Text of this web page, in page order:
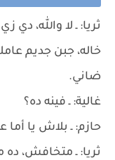
ثريا: ـ لا والله،
خاله، جبن جديم
ضاني.
غالية: ـ فينه ده؟
حازم: ـ بلاش يا
ثريا: ـ متخافش،